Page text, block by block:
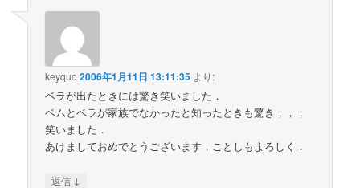
keyquo 2006年1月11日 13:11:35 より:
ベラが出たときには驚き笑いました．
ベムとベラが家族でなかったと知ったときも驚き，，，
笑いました．
あけましておめでとうございます，ことしもよろしく．
返信 ↓